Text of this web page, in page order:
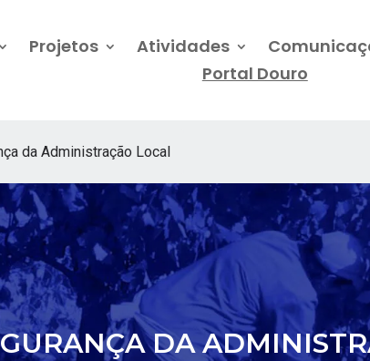
Projetos Atividades
Portal Douro
da Administração Local
DA